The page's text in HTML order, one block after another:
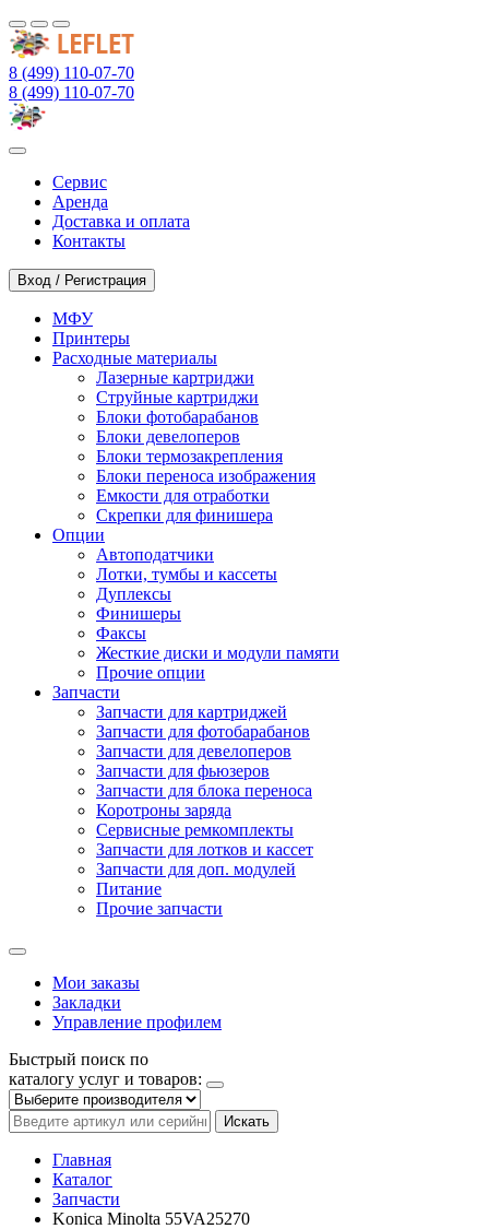
8 (499) 110-07-70
8 (499) 110-07-70
Сервис
Аренда
Доставка и оплата
Контакты
Вход / Регистрация
МФУ
Принтеры
Расходные материалы
Лазерные картриджи
Струйные картриджи
Блоки фотобарабанов
Блоки девелоперов
Блоки термозакрепления
Блоки переноса изображения
Емкости для отработки
Скрепки для финишера
Опции
Автоподатчики
Лотки, тумбы и кассеты
Дуплексы
Финишеры
Факсы
Жесткие диски и модули памяти
Прочие опции
Запчасти
Запчасти для картриджей
Запчасти для фотобарабанов
Запчасти для девелоперов
Запчасти для фьюзеров
Запчасти для блока переноса
Коротроны заряда
Сервисные ремкомплекты
Запчасти для лотков и кассет
Запчасти для доп. модулей
Питание
Прочие запчасти
Мои заказы
Закладки
Управление профилем
Быстрый поиск по
каталогу услуг и товаров:
Искать
Главная
Каталог
Запчасти
Konica Minolta 55VA25270